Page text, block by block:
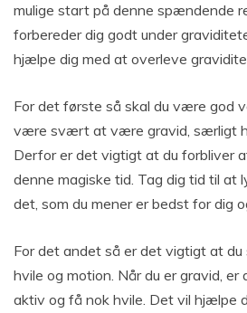
mulige start på denne spændende
forbereder dig godt under
hjælpe dig med at overleve
For det første så skal du være god
være svært at være gravid, særligt
Derfor er det vigtigt at du forbliver
denne magiske tid. Tag dig tid til at
det, som du mener er bedst for dig
For det andet så er det vigtigt at
hvile og motion. Når du er gravid,
aktiv og få nok hvile. Det vil hjælpe